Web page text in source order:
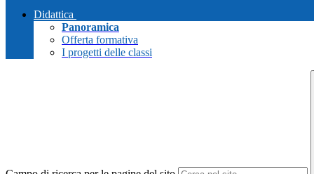
Didattica
Panoramica
Offerta formativa
I progetti delle classi